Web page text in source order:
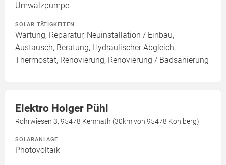
Umwälzpumpe
SOLAR TÄTIGKEITEN
Wartung, Reparatur, Neuinstallation / Einbau,
Austausch, Beratung, Hydraulischer Abgleich,
Thermostat, Renovierung, Renovierung / Badsanierung
Elektro Holger Pühl
Rohrwiesen 3, 95478 Kemnath (30km von 95478 Kohlberg)
SOLARANLAGE
Photovoltaik